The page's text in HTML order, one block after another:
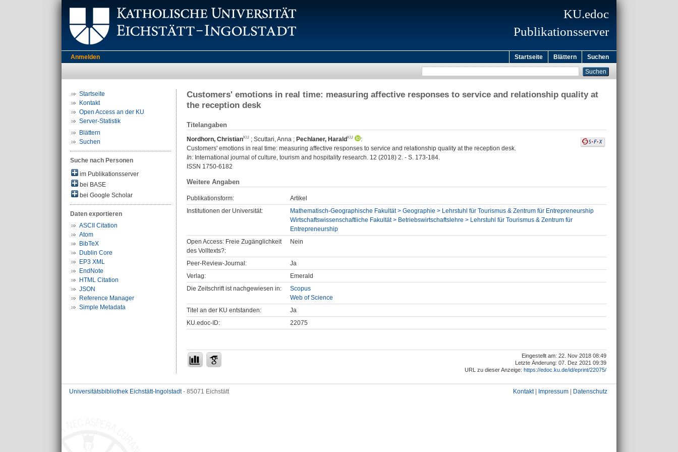
KU.edoc
Publikationsserver
Anmelden Startseite Blättern Suchen
Startseite
Kontakt
Open Access an der KU
Server-Statistik
Blättern
Suchen
Suche nach Personen
im Publikationsserver
bei BASE
bei Google Scholar
Daten exportieren
ASCII Citation
Atom
BibTeX
Dublin Core
EP3 XML
EndNote
HTML Citation
JSON
Reference Manager
Simple Metadata
Customers' emotions in real time: measuring affective responses to service and relationship quality at
the reception desk
Titelangaben
Nordhorn, Christian ; Scuttari, Anna ; Pechlaner, Harald
:
Customers' emotions in real time: measuring affective responses to service and relationship quality at the reception desk.
In: International journal of culture, tourism and hospitality research. 12 (2018) 2. - S. 173-184.
ISSN 1750-6182
Weitere Angaben
Publikationsform:
Artikel
Institutionen der Universität:
Mathematisch-Geographische Fakultät > Geographie > Lehrstuhl für Tourismus & Zentrum für Entrepreneurship
Wirtschaftswissenschaftliche Fakultät > Betriebswirtschaftslehre > Lehrstuhl für Tourismus & Zentrum für
Entrepreneurship
Open Access: Freie Zugänglichkeit
des Volltexts?:
Nein
Peer-Review-Journal:
Ja
Verlag:
Emerald
Die Zeitschrift ist nachgewiesen in:
Scopus
Web of Science
Titel an der KU entstanden:
Ja
KU.edoc-ID:
22075
Eingestellt am: 22. Nov 2018 08:49
Letzte Änderung: 07. Dez 2021 09:39
URL zu dieser Anzeige: https://edoc.ku.de/id/eprint/22075/
Universitätsbibliothek Eichstätt-Ingolstadt- 85071 Eichstätt Kontakt| Impressum Datenschutz